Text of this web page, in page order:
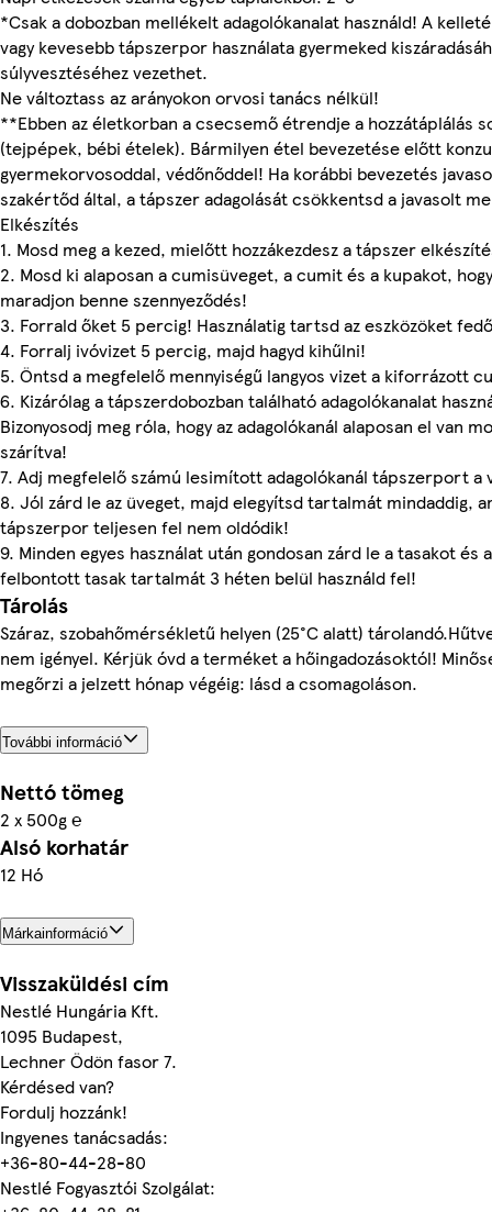
*Csak a dobozban mellékelt adagolókanalat használd! A
vagy kevesebb tápszerpor használata gyermeked
súlyvesztéséhez vezethet.
Ne változtass az arányokon orvosi tanács nélkül!
**Ebben az életkorban a csecsemő étrendje a hozzátáplálás
(tejpépek, bébi ételek). Bármilyen étel bevezetése előtt
gyermekorvosoddal, védőnőddel! Ha korábbi bevezetés
szakértőd által, a tápszer adagolását csökkentsd a javasolt
Elkészítés
1. Mosd meg a kezed, mielőtt hozzákezdesz a tápszer
2. Mosd ki alaposan a cumisüveget, a cumit és a kupakot,
maradjon benne szennyeződés!
3. Forrald őket 5 percig! Használatig tartsd az eszközöket
4. Forralj ivóvizet 5 percig, majd hagyd kihűlni!
5. Öntsd a megfelelő mennyiségű langyos vizet a kiforrázott
6. Kizárólag a tápszerdobozban található adagolókanalat
Bizonyosodj meg róla, hogy az adagolókanál alaposan el van
szárítva!
7. Adj megfelelő számú lesimított adagolókanál tápszerport a
8. Jól zárd le az üveget, majd elegyítsd tartalmát mindaddig,
tápszerpor teljesen fel nem oldódik!
9. Minden egyes használat után gondosan zárd le a tasakot és
felbontott tasak tartalmát 3 héten belül használd fel!
Tárolás
Száraz, szobahőmérsékletű helyen (25°C alatt)
nem igényel. Kérjük óvd a terméket a hőingadozásoktól!
megőrzi a jelzett hónap végéig: lásd a csomagoláson.
További információ
Nettó tömeg
2 x 500g ℮
Alsó korhatár
12 Hó
Márkainformáció
Visszaküldési cím
Nestlé Hungária Kft.
1095 Budapest,
Lechner Ödön fasor 7.
Kérdésed van?
Fordulj hozzánk!
Ingyenes tanácsadás:
+36-80-44-28-80
Nestlé Fogyasztói Szolgálat: